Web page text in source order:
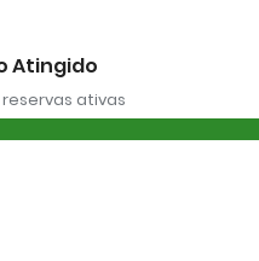
Atingido
reservas ativas